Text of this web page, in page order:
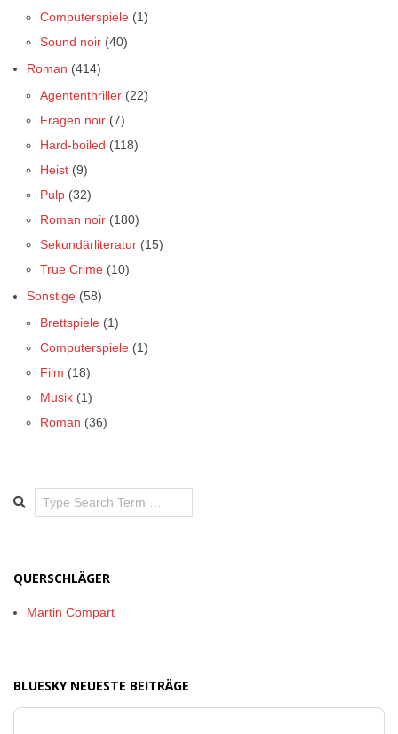
Computerspiele (1)
Sound noir (40)
Roman (414)
Agententhriller (22)
Fragen noir (7)
Hard-boiled (118)
Heist (9)
Pulp (32)
Roman noir (180)
Sekundärliteratur (15)
True Crime (10)
Sonstige (58)
Brettspiele (1)
Computerspiele (1)
Film (18)
Musik (1)
Roman (36)
Search
QUERSCHLÄGER
Martin Compart
BLUESKY NEUESTE BEITRÄGE